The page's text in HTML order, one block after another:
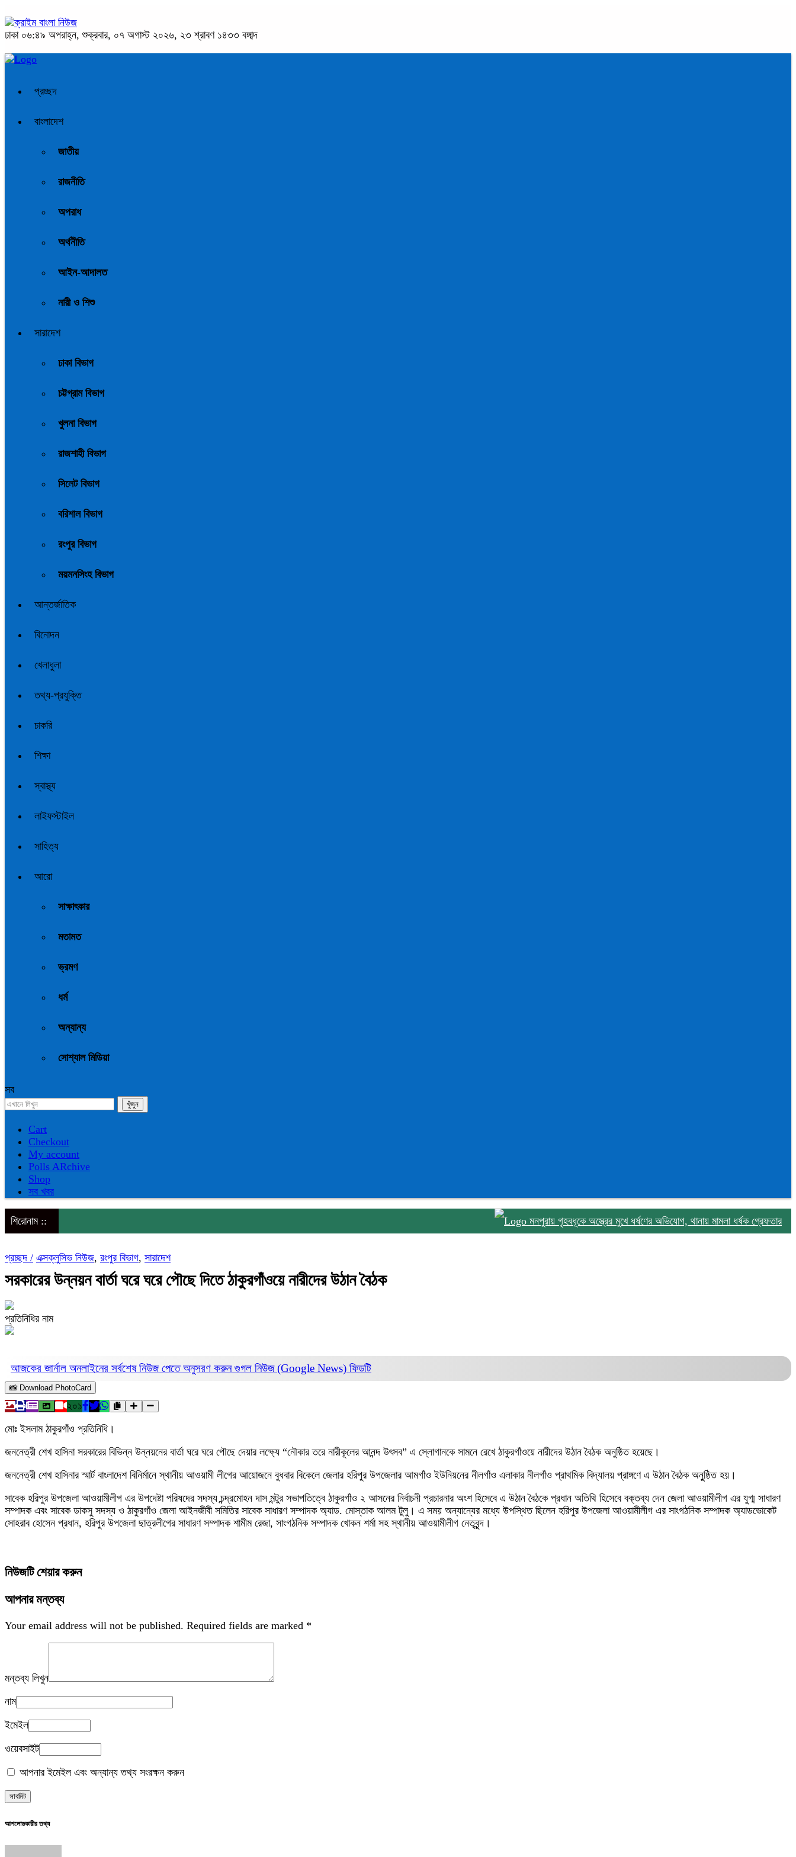
ঢাকা ০৬:৪৯ অপরাহ্ন, শুক্রবার, ০৭ অগাস্ট ২০২৬, ২৩ শ্রাবণ ১৪৩৩ বঙ্গাব্দ
প্রচ্ছদ
বাংলাদেশ
জাতীয়
রাজনীতি
অপরাধ
অর্থনীতি
আইন-আদালত
নারী ও শিশু
সারাদেশ
ঢাকা বিভাগ
চট্টগ্রাম বিভাগ
খুলনা বিভাগ
রাজশাহী বিভাগ
সিলেট বিভাগ
বরিশাল বিভাগ
রংপুর বিভাগ
ময়মনসিংহ বিভাগ
আন্তর্জাতিক
বিনোদন
খেলাধুলা
তথ্য-প্রযুক্তি
চাকরি
শিক্ষা
স্বাস্থ্য
লাইফস্টাইল
সাহিত্য
আরো
সাক্ষাৎকার
মতামত
ভ্রমণ
ধর্ম
অন্যান্য
সোশ্যাল মিডিয়া
সব
Cart
Checkout
My account
Polls ARchive
Shop
সব খবর
শিরোনাম :: মনপুরায় গৃহবধূকে অস্ত্রের মুখে ধর্ষণের অভিযোগ, থানায় মামলা ধর্ষক গ্রেফতার
প্রচ্ছদ / এক্সক্লুসিভ নিউজ, রংপুর বিভাগ, সারাদেশ
সরকারের উন্নয়ন বার্তা ঘরে ঘরে পৌছে দিতে ঠাকুরগাঁওয়ে নারীদের উঠান বৈঠক
প্রতিনিধির নাম
আজকের জার্নাল অনলাইনের সর্বশেষ নিউজ পেতে অনুসরণ করুনগুগল নিউজ (Google News) ফিডটি
📸 Download PhotoCard
২০১
মোঃ ইসলাম ঠাকুরগাঁও প্রতিনিধি।
জননেত্রী শেখ হাসিনা সরকারের বিভিন্ন উন্নয়নের বার্তা ঘরে ঘরে পৌছে দেয়ার লক্ষ্যে “নৌকার তরে নারীকূলের আনন্দ উৎসব” এ স্লোগানকে সামনে রেখে ঠাকুরগাঁওয়ে নারীদের উঠান বৈঠক অনুষ্ঠিত হয়েছে।
জননেত্রী শেখ হাসিনার স্মার্ট বাংলাদেশ বিনির্মানে স্থানীয় আওয়ামী লীগের আয়োজনে বুধবার বিকেলে জেলার হরিপুর উপজেলার আমগাঁও ইউনিয়নের নীলগাঁও এলাকার নীলগাঁও প্রাথমিক বিদ্যালয় প্রাঙ্গণে এ উঠান বৈঠক অনুুষ্ঠিত হয়।
সাবেক হরিপুর উপজেলা আওয়ামীলীগ এর উপদেষ্টা পরিষদের সদস্য চন্দ্রমোহন দাস মন্টুর সভাপতিত্বে ঠাকুরগাঁও ২ আসনের নির্বাচনী প্রচারনার অংশ হিসেবে এ উঠান বৈঠকে প্রধান অতিথি হিসেবে বক্তব্য দেন জেলা আওয়ামীলীগ এর যুগ্ম সাধারণ
সম্পাদক এবং সাবেক ডাকসু সদস্য ও ঠাকুরগাঁও জেলা আইনজীবী সমিতির সাবেক সাধারণ সম্পাদক অ্যাড. মোস্তাক আলম টুলু। এ সময় অন্যান্যের মধ্যে উপস্থিত ছিলেন হরিপুর উপজেলা আওয়ামীলীগ এর সাংগঠনিক সম্পাদক অ্যাডভোকেট
সোহরাব হোসেন প্রধান, হরিপুর উপজেলা ছাত্রলীগের সাধারণ সম্পাদক শামীম রেজা, সাংগঠনিক সম্পাদক খোকন শর্মা সহ স্থানীয় আওয়ামীলীগ নেতৃবৃন্দ।
নিউজটি শেয়ার করুন
আপনার মন্তব্য
Your email address will not be published. Required fields are marked *
মন্তব্য লিখুন
নাম
ইমেইল
ওয়েবসাইট
আপনার ইমেইল এবং অন্যান্য তথ্য সংরক্ষন করুন
আপলোডকারীর তথ্য